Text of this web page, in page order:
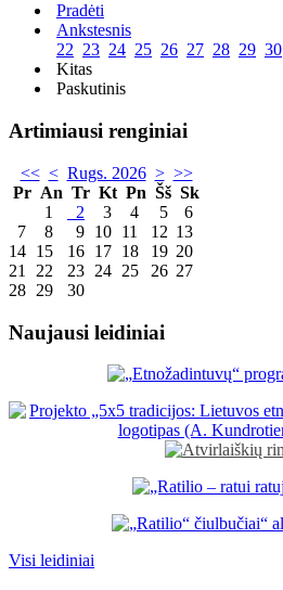
Pradėti
Ankstesnis
22 23 24 25 26 27 28 29 30
Kitas
Paskutinis
Artimiausi renginiai
<< < Rugs. 2026 > >>
Pr An Tr Kt Pn Šš Sk
1
2 3 4 5
6
7
8 9 10 11 12 13
14 15 16 17 18 19 20
21
22 23 24 25 26 27
28 29 30
Naujausi leidiniai
Visi leidiniai